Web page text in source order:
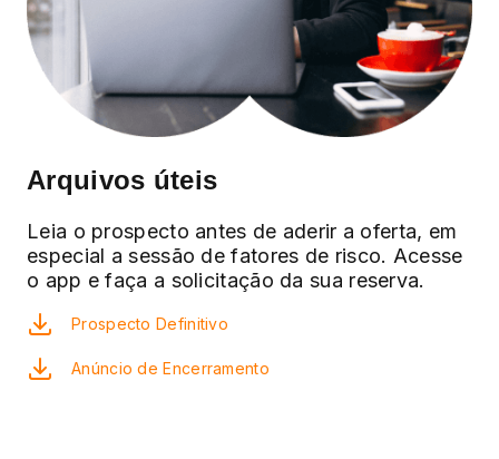
Arquivos úteis
Leia o prospecto antes de aderir a oferta, em
especial a sessão de fatores de risco. Acesse
o app e faça a solicitação da sua reserva.
Prospecto Definitivo
Anúncio de Encerramento